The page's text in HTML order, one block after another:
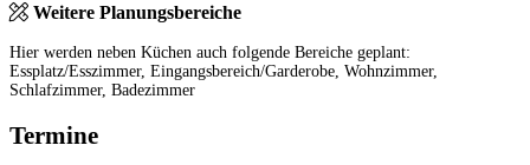
Weitere Planungsbereiche
Hier werden neben Küchen auch folgende Bereiche geplant:
Essplatz/Esszimmer, Eingangsbereich/Garderobe, Wohnzimmer,
Schlafzimmer, Badezimmer
Termine